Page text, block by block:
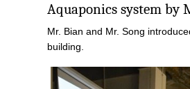
Aquaponics system by
Mr. Bian and Mr. Song
building.